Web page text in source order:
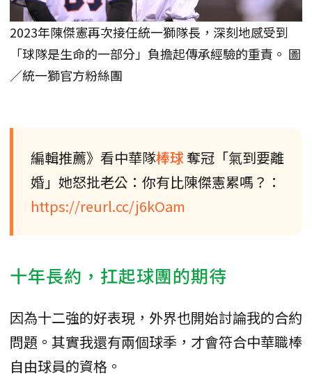
2023年陳傑憲再次接任統一獅隊長，深刻地感受到
「球隊是生命的一部分」負擔起傳承經驗的重責。 圖
／統一獅官方粉絲團
編輯推薦》看中華隊棒球奪冠「氣到要離
婚」她怒批老公：你有比陳傑憲累嗎？：
https://reurl.cc/j6kOam
十年長約，扛起球團的期待
因為十二強的好表現，外界也開始討論我的合約
問題。其實我還有兩個球季，才會符合中華職棒
自由球員的資格。